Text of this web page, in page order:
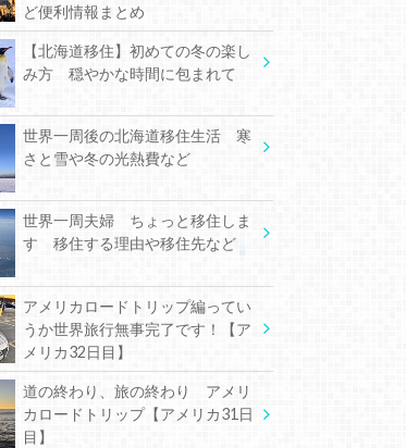
ど便利情報まとめ
【北海道移住】初めての冬の楽し
み方 穏やかな時間に包まれて
世界一周後の北海道移住生活 寒
さと雪や冬の光熱費など
世界一周夫婦 ちょっと移住しま
す 移住する理由や移住先など
アメリカロードトリップ編ってい
うか世界旅行無事完了です！【ア
メリカ32日目】
道の終わり、旅の終わり アメリ
カロードトリップ【アメリカ31日
目】